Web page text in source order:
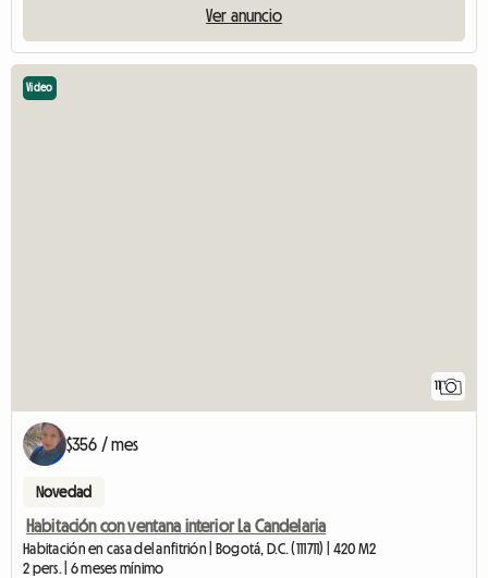
Ver anuncio
Video
$356 / mes
Novedad
Habitación con ventana interior La Candelaria
Habitación en casa del anfitrión | Bogotá, D.C. (111711) | 420 M2
2 pers. | 6 meses mínimo